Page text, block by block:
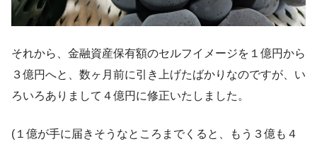
それから、金融資産保有額のセルフイメージを１億円から
３億円へと、数ヶ月前に引き上げたばかりなのですが、い
ろいろありまして４億円に修正いたしました。
(１億が手に届きそうなところまでくると、もう３億も４